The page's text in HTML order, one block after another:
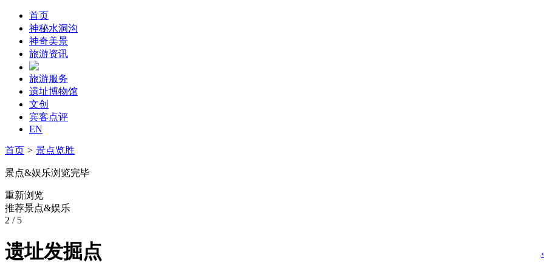
首页
神秘水洞沟
神奇美景
旅游资讯
旅游服务
遗址博物馆
文创
宾客点评
EN
首页 > 景点览胜
景点&娱乐浏览完毕
重新浏览
推荐景点&娱乐
2 / 5
遗址发掘点